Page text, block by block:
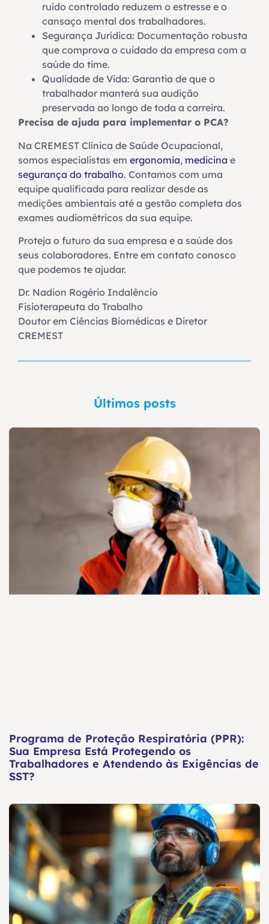
ruído controlado reduzem o estresse e o
cansaço mental dos trabalhadores.
Segurança Jurídica: Documentação robusta
que comprova o cuidado da empresa com a
saúde do time.
Qualidade de Vida: Garantia de que o
trabalhador manterá sua audição
preservada ao longo de toda a carreira.
Precisa de ajuda para implementar o PCA?
Na CREMEST Clínica de Saúde Ocupacional,
somos especialistas em ergonomia, medicina e
segurança do trabalho. Contamos com uma
equipe qualificada para realizar desde as
medições ambientais até a gestão completa dos
exames audiométricos da sua equipe.
Proteja o futuro da sua empresa e a saúde dos
seus colaboradores. Entre em contato conosco
que podemos te ajudar.
Dr. Nadion Rogério Indalêncio
Fisioterapeuta do Trabalho
Doutor em Ciências Biomédicas e Diretor
CREMEST
Últimos posts
Programa de Proteção Respiratória (PPR):
Sua Empresa Está Protegendo os
Trabalhadores e Atendendo às Exigências de
SST?